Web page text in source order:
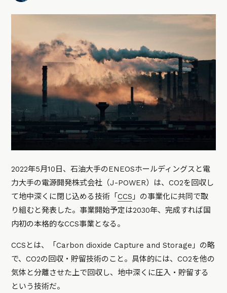
2022年5月10日、石油大手のENEOSホールディングスと電
力大手の電源開発株式会社（J-POWER）は、CO2を回収し
て地中深くに閉じ込める技術「CCS 」の事業化に共同で取
り組むと発表した。事業開始予定は2030年、完成すれば国
内初の本格的なCCS事業となる。
CCSとは、「Carbon dioxide Capture and Storage」の略
で、CO2の回収・貯留技術のこと。具体的には、CO2を他の
気体と分離させた上で回収し、地中深くに圧入・貯留する
という技術だ。